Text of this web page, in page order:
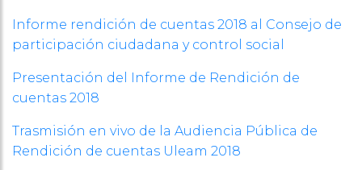
Informe rendición de cuentas 2018 al Consejo de
participación ciudadana y control social
Presentación del Informe de Rendición de
cuentas 2018
Trasmisión en vivo de la Audiencia Pública de
Rendición de cuentas Uleam 2018